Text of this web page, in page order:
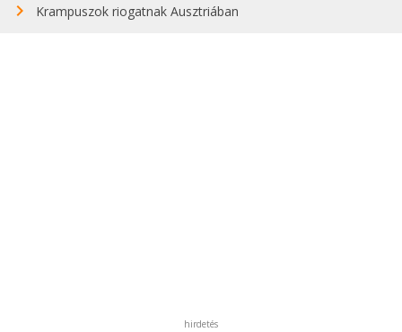
Krampuszok riogatnak Ausztriában
hirdetés